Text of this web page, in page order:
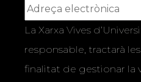
La Xarxa Vives
responsable, tractarà
finalitat de gestionar la